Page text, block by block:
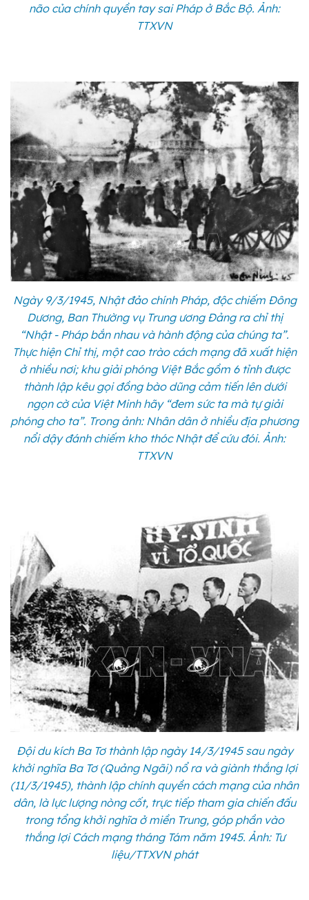
não của chính quyền tay sai Pháp ở Bắc Bộ. Ảnh:
TTXVN
Ngày 9/3/1945, Nhật đảo chính Pháp, độc chiếm Đông
Dương, Ban Thường vụ Trung ương Đảng ra chỉ thị
“Nhật - Pháp bắn nhau và hành động của chúng ta”.
Thực hiện Chỉ thị, một cao trào cách mạng đã xuất hiện
ở nhiều nơi; khu giải phóng Việt Bắc gồm 6 tỉnh được
thành lập kêu gọi đồng bào dũng cảm tiến lên dưới
ngọn cờ của Việt Minh hãy “đem sức ta mà tự giải
phóng cho ta”. Trong ảnh: Nhân dân ở nhiều địa phương
nổi dậy đánh chiếm kho thóc Nhật để cứu đói. Ảnh:
TTXVN
Đội du kích Ba Tơ thành lập ngày 14/3/1945 sau ngày
khởi nghĩa Ba Tơ (Quảng Ngãi) nổ ra và giành thắng lợi
(11/3/1945), thành lập chính quyền cách mạng của nhân
dân, là lực lượng nòng cốt, trực tiếp tham gia chiến đấu
trong tổng khởi nghĩa ở miền Trung, góp phần vào
thắng lợi Cách mạng tháng Tám năm 1945. Ảnh: Tư
liệu/TTXVN phát